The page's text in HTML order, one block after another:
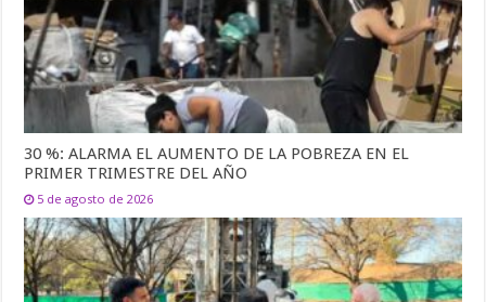
30 %: ALARMA EL AUMENTO DE LA POBREZA EN EL
PRIMER TRIMESTRE DEL AÑO
5 de agosto de 2026